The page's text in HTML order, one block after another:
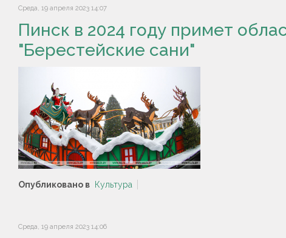
Среда, 19 апреля 2023 14:07
Пинск в 2024 году примет
"Берестейские сани"
Опубликовано в Культура
Среда, 19 апреля 2023 14:06